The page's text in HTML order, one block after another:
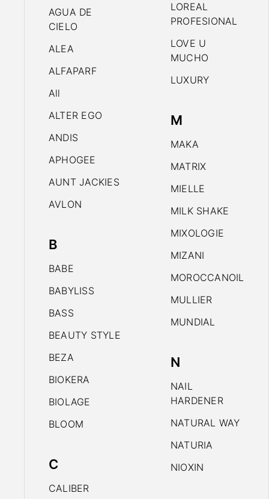
AGUA DE
CIELO
ALEA
ALFAPARF
All
ALTER EGO
ANDIS
APHOGEE
AUNT JACKIES
AVLON
B
BABE
BABYLISS
BASS
BEAUTY STYLE
BEZA
BIOKERA
BIOLAGE
BLOOM
C
CALIBER
LOREAL
PROFESIONAL
LOVE U
MUCHO
LUXURY
M
MAKA
MATRIX
MIELLE
MILK SHAKE
MIXOLOGIE
MIZANI
MOROCCANOIL
MULLIER
MUNDIAL
N
NAIL
HARDENER
NATURAL WAY
NATURIA
NIOXIN